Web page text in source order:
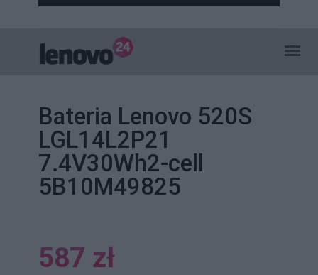
Bateria Lenovo 520S
LGL14L2P21
7.4V30Wh2-cell
5B10M49825
587 zł